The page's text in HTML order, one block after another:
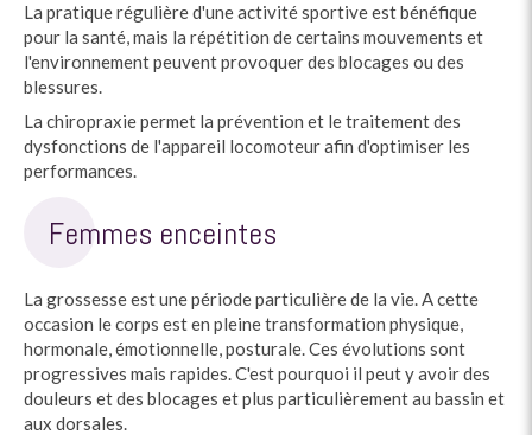
La pratique régulière d'une activité sportive est bénéfique
pour la santé, mais la répétition de certains mouvements et
l'environnement peuvent provoquer des blocages ou des
blessures.
La chiropraxie permet la prévention et le traitement des
dysfonctions de l'appareil locomoteur afin d'optimiser les
performances.
Femmes enceintes
La grossesse est une période particulière de la vie. A cette
occasion le corps est en pleine transformation physique,
hormonale, émotionnelle, posturale. Ces évolutions sont
progressives mais rapides. C'est pourquoi il peut y avoir des
douleurs et des blocages et plus particulièrement au bassin et
aux dorsales.